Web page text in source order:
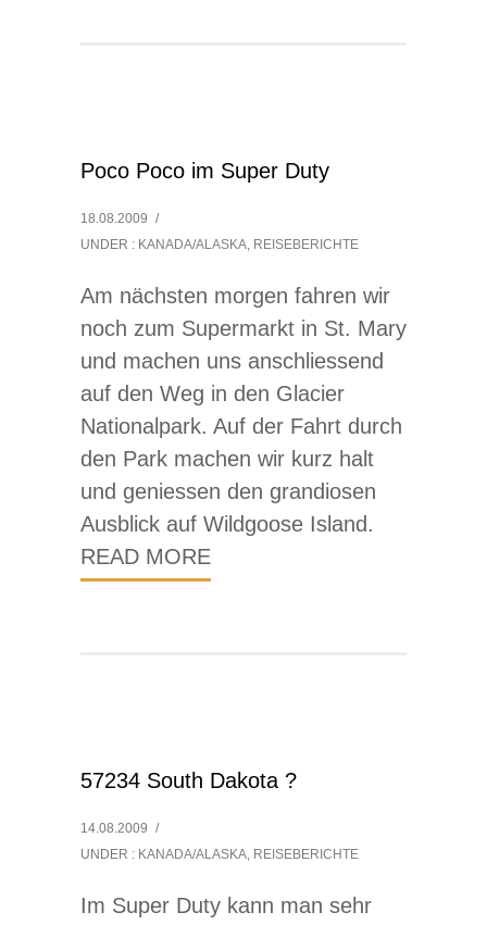
Poco Poco im Super Duty
18.08.2009 /
UNDER : KANADA/ALASKA, REISEBERICHTE
Am nächsten morgen fahren wir
noch zum Supermarkt in St. Mary
und machen uns anschliessend
auf den Weg in den Glacier
Nationalpark. Auf der Fahrt durch
den Park machen wir kurz halt
und geniessen den grandiosen
Ausblick auf Wildgoose Island.
READ MORE
57234 South Dakota ?
14.08.2009 /
UNDER : KANADA/ALASKA, REISEBERICHTE
Im Super Duty kann man sehr